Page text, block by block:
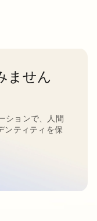
ません
ションで、人間
ンティティを保